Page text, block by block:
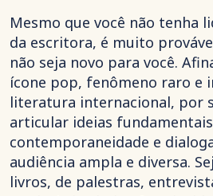
Mesmo que você não tenha
da escritora, é muito
não seja novo para você.
ícone pop, fenômeno raro e
literatura internacional, por
articular ideias
contemporaneidade e
audiência ampla e diversa.
livros, de palestras,